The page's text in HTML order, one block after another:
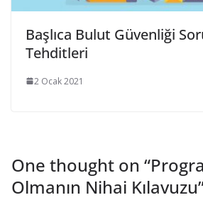
Başlıca Bulut Güvenliği
Tehditleri
2 Ocak 2021
One thought on “
Olmanın Nihai Kılavuzu